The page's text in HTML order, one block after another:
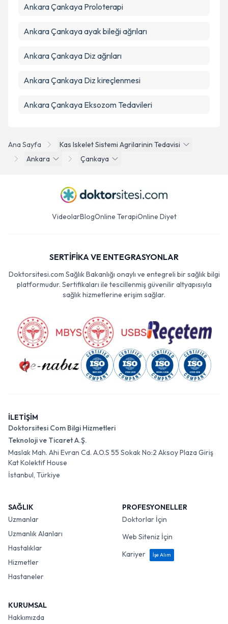
Ana Sayfa
Kas Iskelet Sistemi Agrilarinin Tedavisi
Ankara
Çankaya
Ankara Çankaya Proloterapi
Ankara Çankaya ayak bileği ağrıları
Ankara Çankaya Diz ağrıları
Ankara Çankaya Diz kireçlenmesi
Ankara Çankaya Eksozom Tedavileri
VideolarBlogOnline TerapiOnline Diyet
SERTİFİKA VE ENTEGRASYONLAR
Doktorsitesi.com Sağlık Bakanlığı onaylı ve entegreli bir sağlık bilgi
platformudur. Sertifikaları ile tescillenmiş güvenilir altyapısıyla
sağlık hizmetlerine erişim sağlar.
İLETİŞİM
Doktorsitesi Com Bilgi Hizmetleri
Teknoloji ve Ticaret A.Ş.
Maslak Mah. Ahi Evran Cd. A.O.S 55 Sokak No:2 Aksoy Plaza Giriş
Kat Kolektif House
İstanbul, Türkiye
SAĞLIK
Uzmanlar
Uzmanlık Alanları
Hastalıklar
Hizmetler
Hastaneler
PROFESYONELLER
Doktorlar İçin
Web Siteniz İçin
Kariyer
İşe Alım
KURUMSAL
Hakkımızda